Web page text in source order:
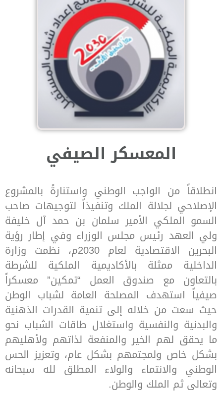
المعسكر الصيفي
انطلاقاً من الواجب الوطني واستنارةً بالمشروع
الإصلاحي لجلالة الملك وتنفيذاً لتوجيهات صاحب
السمو الملكي الأمير سلمان بن حمد آل خليفة
ولي العهد رئيس مجلس الوزراء وفي إطار رؤية
البحرين الاقتصادية لعام 2030م، نظمت وزارة
الداخلية ممثلة بالأكاديمية الملكية للشرطة
بالتعاون مع صندوق العمل “تمكين” معسكراً
صيفياً استهدف المصلحة العامة لشباب الوطن
حيث سعت من خلاله إلى تنمية القدرات الذهنية
والبدنية والنفسية واستغلال طاقات الشباب نحو
ما يحقق لهم الخير والمنفعة لذاتهم ولأهليهم
بشكل خاص ولمجتمهم بشكل عام، وتعزيز الحس
الوطني والانتماء والولاء المطلق لله سبحانه
وتعالى ثم الملك والوطن.